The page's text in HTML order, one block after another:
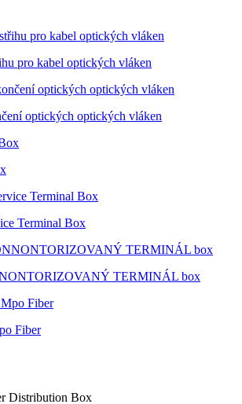
pro kabel optických vláken
optických optických vláken
Terminal Box
TERMINÁL box
Fiber